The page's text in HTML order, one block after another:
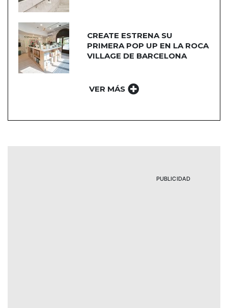
CREATE ESTRENA SU
PRIMERA POP UP EN LA ROCA
VILLAGE DE BARCELONA
VER MÁS
PUBLICIDAD